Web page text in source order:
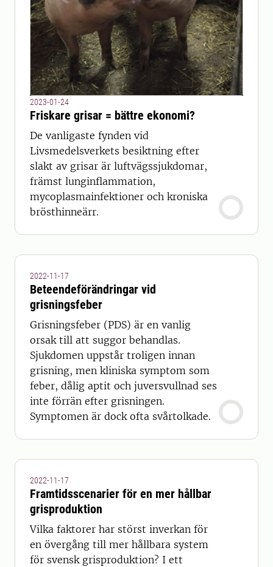
2023-01-24
Friskare grisar = bättre ekonomi?
De vanligaste fynden vid
Livsmedelsverkets besiktning efter
slakt av grisar är luftvägssjukdomar,
främst lunginflammation,
mycoplasmainfektioner och kroniska
brösthinneärr.
2022-11-17
Beteendeförändringar vid
grisningsfeber
Grisningsfeber (PDS) är en vanlig
orsak till att suggor behandlas.
Sjukdomen uppstår troligen innan
grisning, men kliniska symptom som
feber, dålig aptit och juversvullnad ses
inte förrän efter grisningen.
Symptomen är dock ofta svårtolkade.
2022-11-17
Framtidsscenarier för en mer hållbar
grisproduktion
Vilka faktorer har störst inverkan för
en övergång till mer hållbara system
för svensk grisproduktion? I ett